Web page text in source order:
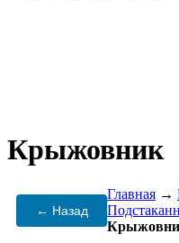
Крыжовник
← Назад
Главная →